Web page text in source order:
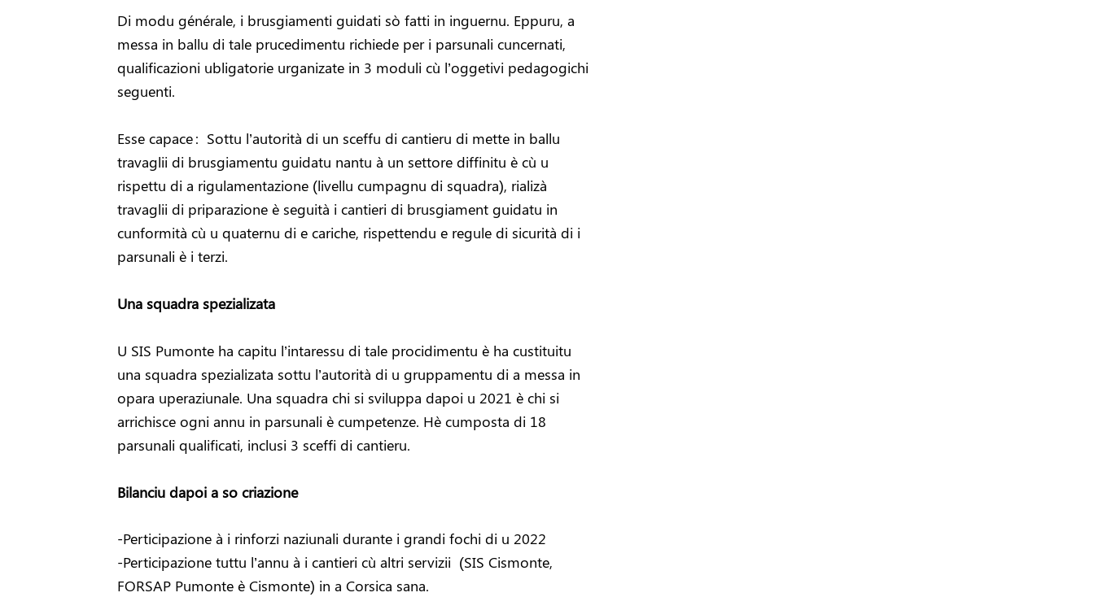
Di modu générale, i brusgiamenti guidati sò fatti in inguernu. Eppuru, a
messa in ballu di tale prucedimentu richiede per i parsunali cuncernati,
qualificazioni ubligatorie urganizate in 3 moduli cù l’oggetivi pedagogichi
seguenti.
Esse capace : Sottu l’autorità di un sceffu di cantieru di mette in ballu
travaglii di brusgiamentu guidatu nantu à un settore diffinitu è cù u
rispettu di a rigulamentazione (livellu cumpagnu di squadra), rializà
travaglii di priparazione è seguità i cantieri di brusgiament guidatu in
cunformità cù u quaternu di e cariche, rispettendu e regule di sicurità di i
parsunali è i terzi.
Una squadra spezializata
U SIS Pumonte ha capitu l’intaressu di tale procidimentu è ha custituitu
una squadra spezializata sottu l’autorità di u gruppamentu di a messa in
opara uperaziunale. Una squadra chi si sviluppa dapoi u 2021 è chi si
arrichisce ogni annu in parsunali è cumpetenze. Hè cumposta di 18
parsunali qualificati, inclusi 3 sceffi di cantieru.
Bilanciu dapoi a so criazione
-Perticipazione à i rinforzi naziunali durante i grandi fochi di u 2022
-Perticipazione tuttu l’annu à i cantieri cù altri servizii (SIS Cismonte,
FORSAP Pumonte è Cismonte) in a Corsica sana.